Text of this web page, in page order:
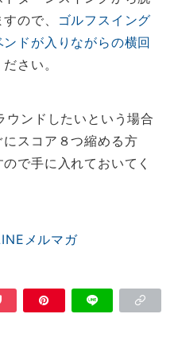
ので、
ゴルフスイング
ドが入りながらの横回
さい。
ンドしたいという場合
スコア８つ縮める方
で手に入れておいてく
メルマガ